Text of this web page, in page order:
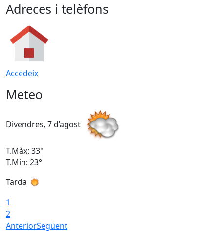
Adreces i telèfons
Accedeix
Meteo
Divendres, 7 d’agost
T.Màx: 33°
T.Min: 23°
Tarda
1
2
AnteriorSegüent